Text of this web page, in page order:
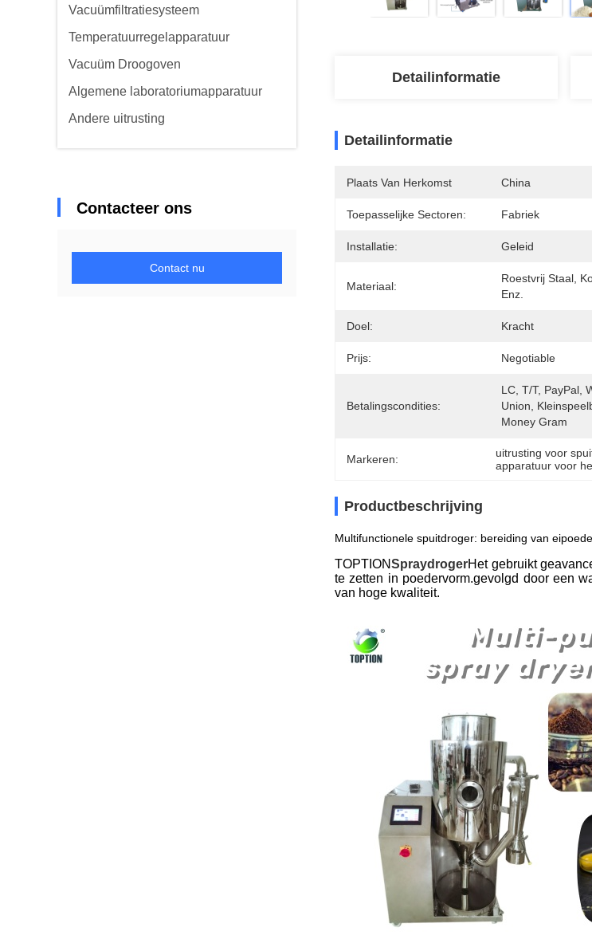
Vacuümfiltratiesysteem
Temperatuurregelapparatuur
Vacuüm Droogoven
Algemene laboratoriumapparatuur
Andere uitrusting
Contacteer ons
Contact nu
Detailinformatie
Detailinformatie
Plaats Van Herkomst China
Toepasselijke Sectoren: Fabriek
Installatie: Geleid
Materiaal:
Roestvrij Staal,
Enz.
Doel: Kracht
Prijs: Negotiable
Betalingscondities:
LC, T/T, PayPal,
Union,
Money Gram
Markeren: uitrusting voor
apparatuur voor
Productbeschrijving
Multifunctionele spuitdroger: bereiding van
TOPTIONSpraydrogerHet gebruikt
te zetten in poedervorm.gevolgd door een
van hoge kwaliteit.